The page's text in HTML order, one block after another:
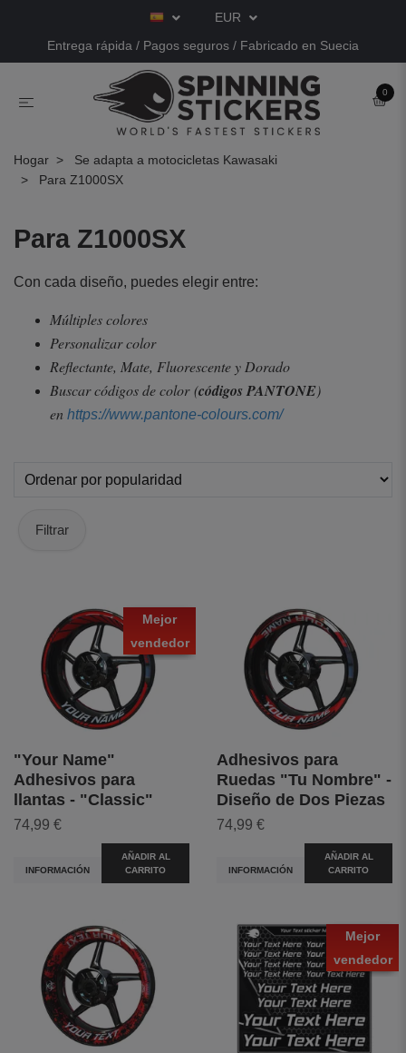
EUR
Entrega rápida / Pagos seguros / Fabricado en Suecia
0
Hogar
Se adapta a motocicletas Kawasaki
Para Z1000SX
Para Z1000SX
Con cada diseño, puedes elegir entre:
Múltiples colores
Personalizar color
Reflectante, Mate, Fluorescente y Dorado
Buscar códigos de color(códigos PANTONE)
en https://www.pantone-colours.com/
Filtrar
Mejor
vendedor
"Your Name"
Adhesivos para
llantas - "Classic"
74,99 €
INFORMACIÓN
AÑADIR AL
CARRITO
Adhesivos para
Ruedas "Tu Nombre" -
Diseño de Dos Piezas
74,99 €
INFORMACIÓN
AÑADIR AL
CARRITO
Mejor
vendedor